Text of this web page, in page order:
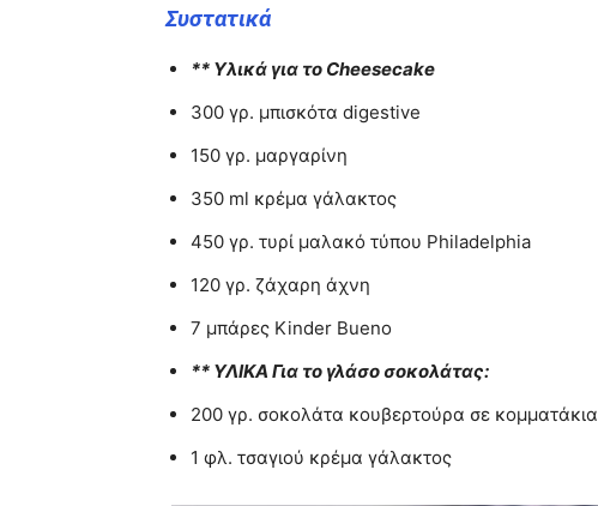
Συστατικά
** Υλικά για το Cheesecake
300 γρ. μπισκότα digestive
150 γρ. μαργαρίνη
350 ml κρέμα γάλακτος
450 γρ. τυρί μαλακό τύπου Philadelphia
120 γρ. ζάχαρη άχνη
7 μπάρες Kinder Bueno
** ΥΛΙΚΑ Για το γλάσο σοκολάτας:
200 γρ. σοκολάτα κουβερτούρα σε κομματάκια
1 φλ. τσαγιού κρέμα γάλακτος